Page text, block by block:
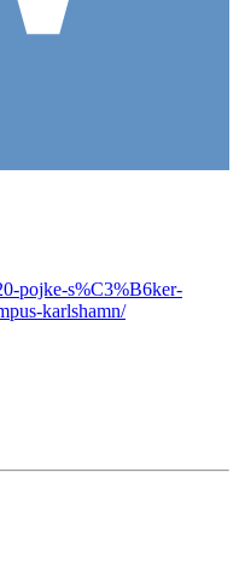
pojke-s%C3%B6ker-
karlshamn/